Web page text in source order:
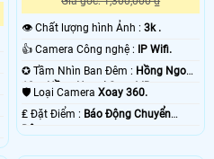
👁 Chất lượng hình Ảnh :3k .
👍 Camera Công nghệ :
IP Wifi.
✪ Tầm Nhìn Ban Đêm : Hồng Ngoại
10m Hồng Ngoại Smart IR.
🛡 Loại CameraXoay 360.
️₤ Đặt Điểm : Báo Động Chuyển